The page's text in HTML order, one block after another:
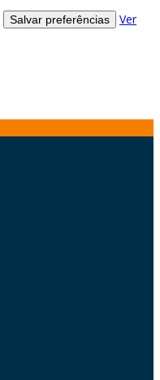
Salvar preferências
Ver